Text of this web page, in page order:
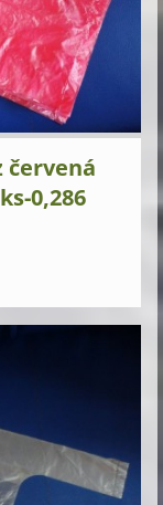
červená
0,286